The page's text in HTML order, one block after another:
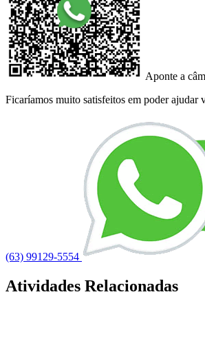
Aponte a
Ficaríamos muito satisfeitos em poder ajudar
(63) 99129-5554
Atividades Relacionadas